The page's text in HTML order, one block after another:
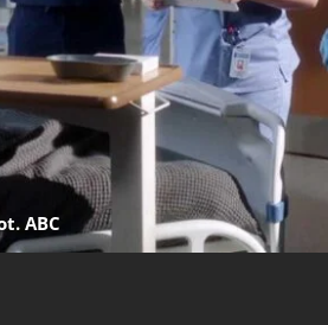
ABC